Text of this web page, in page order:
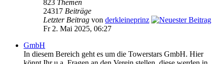
823 Themen
24317 Beiträge
Letzter Beitrag von derkleineprinz
Fr 2. Mai 2025, 06:27
GmbH
In diesem Bereich geht es um die Towerstars GmbH. Hier